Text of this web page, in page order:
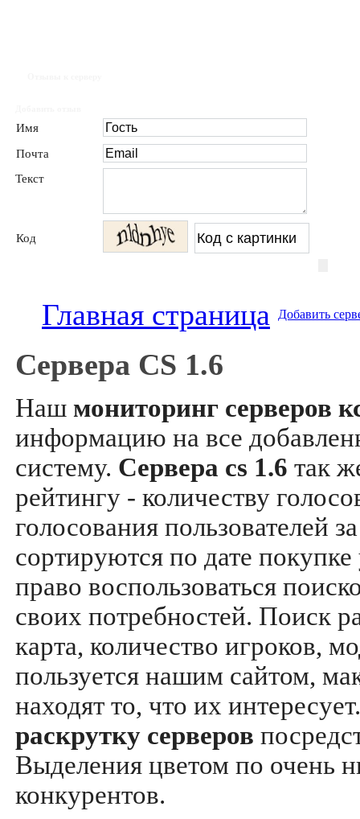
Имя
Почта
Текст
Код
Главная страница Добавить
Сервера CS 1.6
Наш мониторинг серверов
информацию на все
систему. Сервера cs 1.6 так
рейтингу - количеству
голосования пользователей
сортируются по дате
право воспользоваться
своих потребностей. Поиск
карта, количество игроков,
пользуется нашим сайтом,
находят то, что их
раскрутку серверов
Выделения цветом по очень
конкурентов.